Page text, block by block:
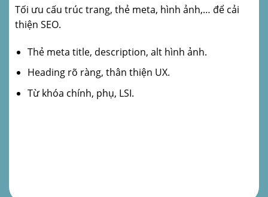
Tối ưu cấu trúc trang, thẻ meta, hình ảnh,… để cải
thiện SEO.
Thẻ meta title, description, alt hình ảnh.
Heading rõ ràng, thân thiện UX.
Từ khóa chính, phụ, LSI.